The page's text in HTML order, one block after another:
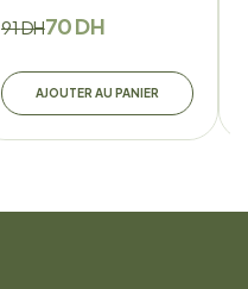
91DH70DH
AJOUTER AU PANIER